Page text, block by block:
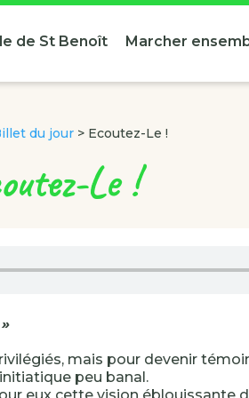
de St Benoît Marcher
du jour > Ecoutez-Le !
Le !
mais pour devenir
peu banal.